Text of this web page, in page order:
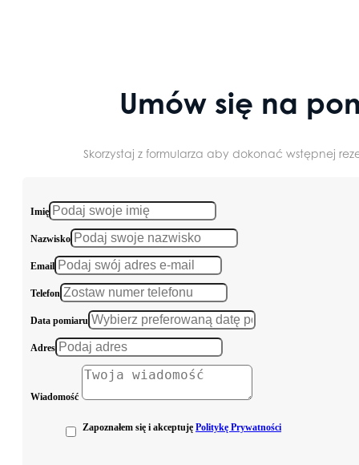
Umów się na
Skorzystaj z formularza aby dokonać wstępnej
Imię
Nazwisko
Email
Telefon
Data pomiaru
Adres
Wiadomość
Zapoznałem się i akceptuję Politykę Prywatności